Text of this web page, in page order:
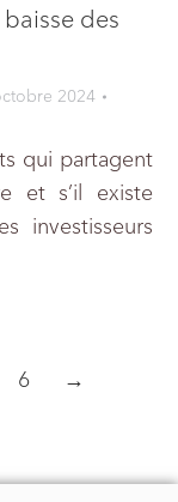
des
2024
qui partagent
et s’il existe
investisseurs
6 →